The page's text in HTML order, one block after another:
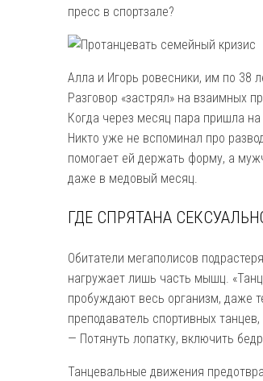
пресс в спортзале?
Алла и Игорь ровесники, им по 38
Разговор «застрял» на взаимных
Когда через месяц пара пришла на
Никто уже не вспоминал про
помогает ей держать форму, а
даже в медовый месяц.
ГДЕ СПРЯТАНА
Обитатели мегаполисов
нагружает лишь часть мышц.
пробуждают весь организм, даже
преподаватель спортивных
— Потянуть лопатку, включить
Танцевальные движения